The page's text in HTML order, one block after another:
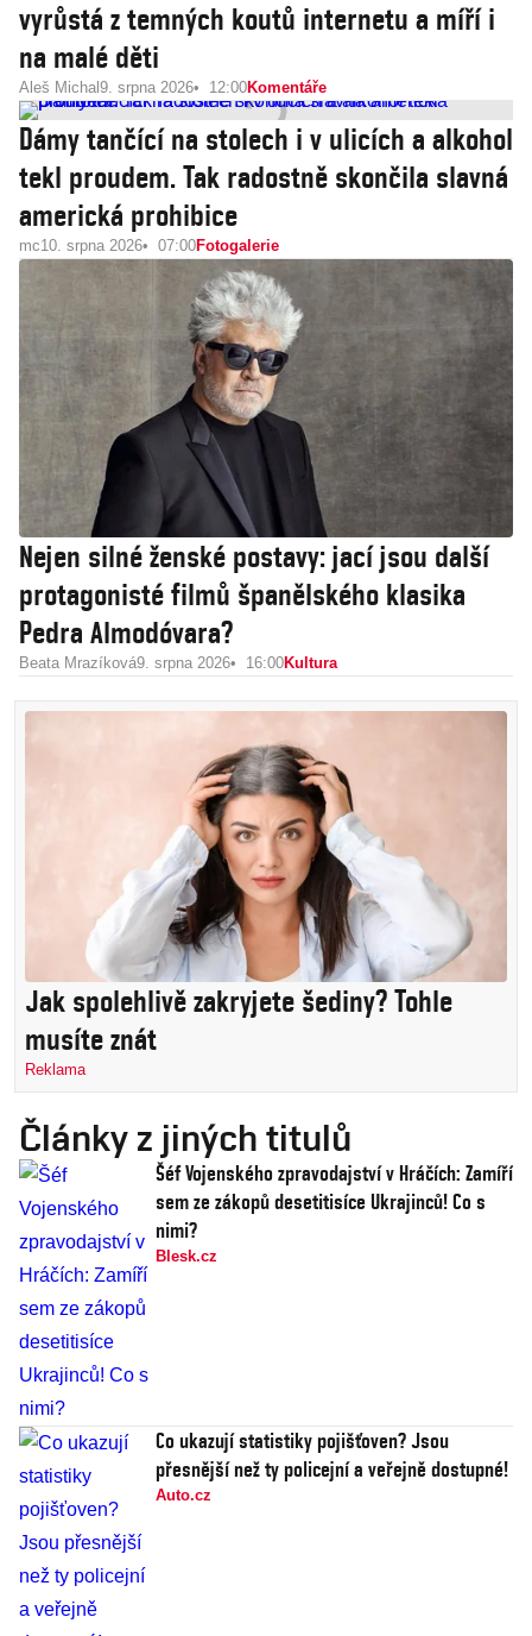
vyrůstá z temných koutů internetu a míří i
na malé děti
Aleš Michal 9. srpna 2026 12:00Komentáře
Dámy tančící na stolech i v ulicích a alkohol
tekl proudem. Tak radostně skončila slavná
americká prohibice
mc10. srpna 2026 07:00Fotogalerie
Nejen silné ženské postavy: jací jsou další
protagonisté filmů španělského klasika
Pedra Almodóvara?
Beata Mrazíková9. srpna 2026 16:00Kultura
Jak spolehlivě zakryjete šediny? Tohle
musíte znát
Reklama
Články z jiných titulů
Šéf Vojenského zpravodajství v Hráčích: Zamíří
sem ze zákopů desetitisíce Ukrajinců! Co s
nimi?
Blesk.cz
Co ukazují statistiky pojišťoven? Jsou
přesnější než ty policejní a veřejně dostupné!
Auto.cz